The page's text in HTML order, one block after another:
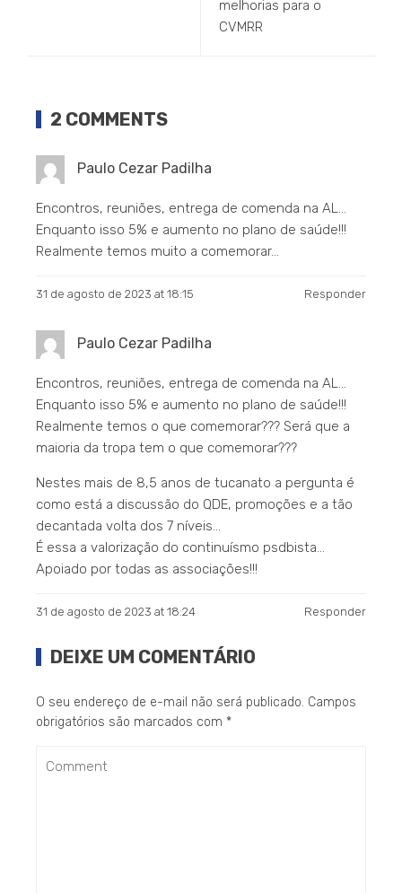
melhorias para o
CVMRR
2 COMMENTS
Paulo Cezar Padilha
Encontros, reuniões, entrega de comenda na AL…
Enquanto isso 5% e aumento no plano de saúde!!!
Realmente temos muito a comemorar…
31 de agosto de 2023 at 18:15 Responder
Paulo Cezar Padilha
Encontros, reuniões, entrega de comenda na AL…
Enquanto isso 5% e aumento no plano de saúde!!!
Realmente temos o que comemorar??? Será que a
maioria da tropa tem o que comemorar???
Nestes mais de 8,5 anos de tucanato a pergunta é
como está a discussão do QDE, promoções e a tão
decantada volta dos 7 níveis…
É essa a valorização do continuísmo psdbista…
Apoiado por todas as associações!!!
31 de agosto de 2023 at 18:24 Responder
DEIXE UM COMENTÁRIO
O seu endereço de e-mail não será publicado. Campos
obrigatórios são marcados com *